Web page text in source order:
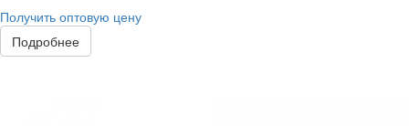
Получить оптовую цену
Подробнее